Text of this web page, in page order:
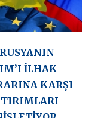
İLHAK
KARŞI